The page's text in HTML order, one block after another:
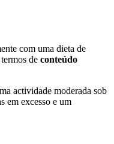
com uma dieta de
de conteúdo
actividade moderada sob
em excesso e um